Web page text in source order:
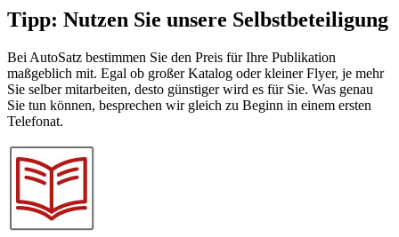
Tipp: Nutzen Sie unsere Selbstbeteiligung
Bei AutoSatz bestimmen Sie den Preis für Ihre Publikation
maßgeblich mit. Egal ob großer Katalog oder kleiner Flyer, je mehr
Sie selber mitarbeiten, desto günstiger wird es für Sie. Was genau
Sie tun können, besprechen wir gleich zu Beginn in einem ersten
Telefonat.